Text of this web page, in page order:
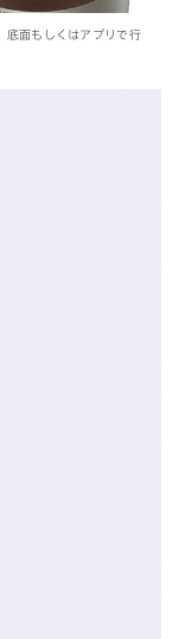
底面もしくはアプリで行